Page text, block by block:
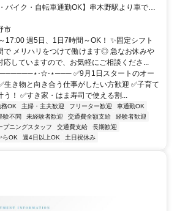
バイク・自転車通勤OK】串木野駅より車で6
市
17:00 週5日、1日7時間～OK！ ✨固定シフト
で メリハリをつけて働けます◎ 急なお休みや
応していますので、お気軽にご相談くださ...
✅9月1日スタートのオー
生き物と向き合う仕事がしたい方歓迎 ✅子育て
！ ✅すき家・はま寿司で使える割...
OK 主婦・主夫歓迎 フリーター歓迎
車通勤OK
験不問 未経験者歓迎 交通費全額支給
経験者歓迎
プニングスタッフ 交通費支給
長期歓迎
らOK 週4日以上OK 土日祝休み